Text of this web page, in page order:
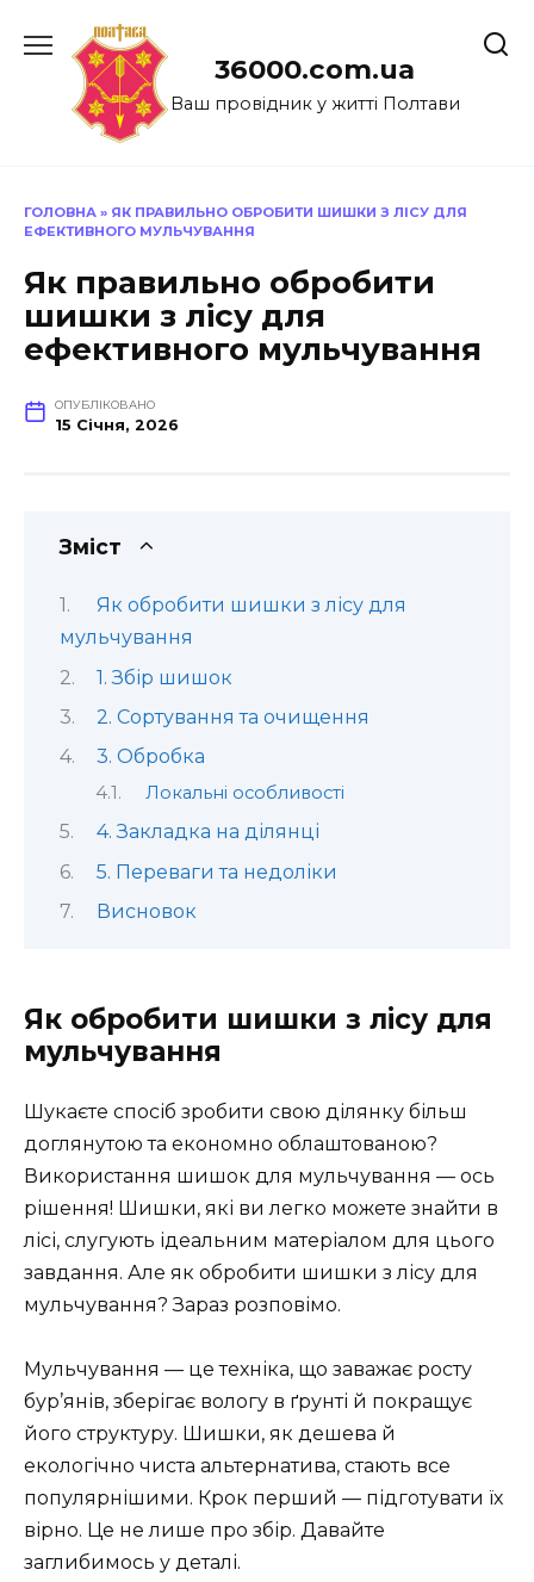
до
36000.com.ua
Ваш провідник у житті Полтави
ГОЛОВНА » ЯК ПРАВИЛЬНО ОБРОБИТИ ШИШКИ З ЛІСУ ДЛЯ
ЕФЕКТИВНОГО МУЛЬЧУВАННЯ
Як правильно обробити
шишки з лісу для
ефективного мульчування
ОПУБЛІКОВАНО
15 Січня, 2026
Зміст
Як обробити шишки з лісу для
мульчування
1. Збір шишок
2. Сортування та очищення
3. Обробка
Локальні особливості
4. Закладка на ділянці
5. Переваги та недоліки
Висновок
Як обробити шишки з лісу для
мульчування
Шукаєте спосіб зробити свою ділянку більш
доглянутою та економно облаштованою?
Використання шишок для мульчування — ось
рішення! Шишки, які ви легко можете знайти в
лісі, слугують ідеальним матеріалом для цього
завдання. Але як обробити шишки з лісу для
мульчування? Зараз розповімо.
Мульчування — це техніка, що заважає росту
бур’янів, зберігає вологу в ґрунті й покращує
його структуру. Шишки, як дешева й
екологічно чиста альтернатива, стають все
популярнішими. Крок перший — підготувати їх
вірно. Це не лише про збір. Давайте
заглибимось у деталі.